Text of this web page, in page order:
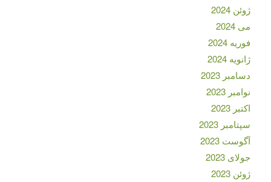
ژوئن 2024
می 2024
فوریه 2024
ژانویه 2024
دسامبر 2023
نوامبر 2023
اکتبر 2023
سپتامبر 2023
آگوست 2023
جولای 2023
ژوئن 2023